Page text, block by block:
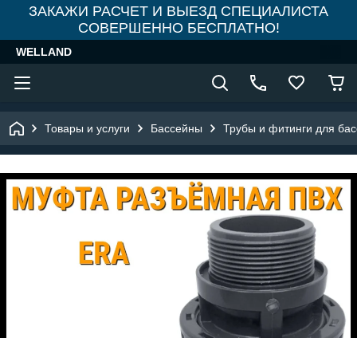
ЗАКАЖИ РАСЧЕТ И ВЫЕЗД СПЕЦИАЛИСТА
СОВЕРШЕННО БЕСПЛАТНО!
WELLAND
Товары и услуги Бассейны Трубы и фитинги для